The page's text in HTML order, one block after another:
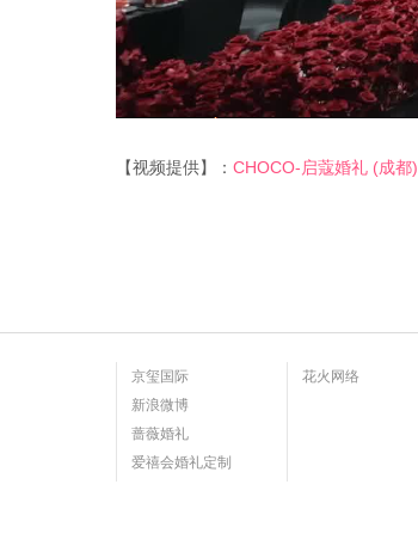
【视频提供】： CHOCO-启蔻婚礼 (成都)
京玺国际
新浪微博
蔷薇婚礼
爱禧会婚礼定制
花火网络